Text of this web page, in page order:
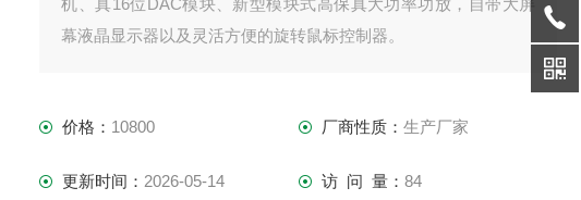
机、真16位DAC模块、新型模块式高保真大功率功放，自带大屏
幕液晶显示器以及灵活方便的旋转鼠标控制器。
价格： 10800 厂商性质： 生产厂家
更新时间： 2026-05-14 访 问 量： 84